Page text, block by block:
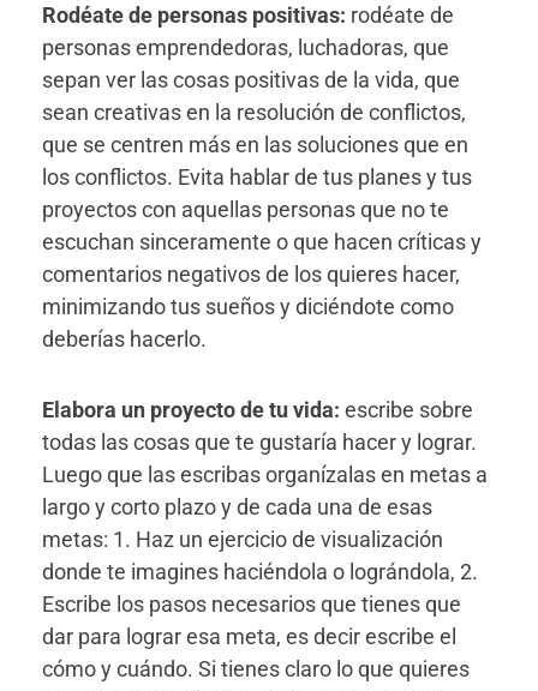
Rodéate de personas positivas: rodéate de
personas emprendedoras, luchadoras, que
sepan ver las cosas positivas de la vida, que
sean creativas en la resolución de conflictos,
que se centren más en las soluciones que en
los conflictos. Evita hablar de tus planes y tus
proyectos con aquellas personas que no te
escuchan sinceramente o que hacen críticas y
comentarios negativos de los quieres hacer,
minimizando tus sueños y diciéndote como
deberías hacerlo.
Elabora un proyecto de tu vida: escribe sobre
todas las cosas que te gustaría hacer y lograr.
Luego que las escribas organízalas en metas a
largo y corto plazo y de cada una de esas
metas: 1. Haz un ejercicio de visualización
donde te imagines haciéndola o lográndola, 2.
Escribe los pasos necesarios que tienes que
dar para lograr esa meta, es decir escribe el
cómo y cuándo. Si tienes claro lo que quieres